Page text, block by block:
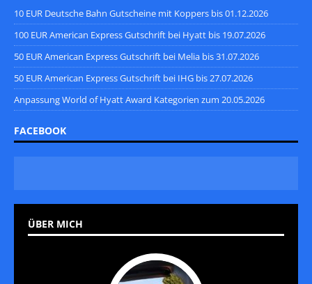
10 EUR Deutsche Bahn Gutscheine mit Koppers bis 01.12.2026
100 EUR American Express Gutschrift bei Hyatt bis 19.07.2026
50 EUR American Express Gutschrift bei Melia bis 31.07.2026
50 EUR American Express Gutschrift bei IHG bis 27.07.2026
Anpassung World of Hyatt Award Kategorien zum 20.05.2026
FACEBOOK
ÜBER MICH